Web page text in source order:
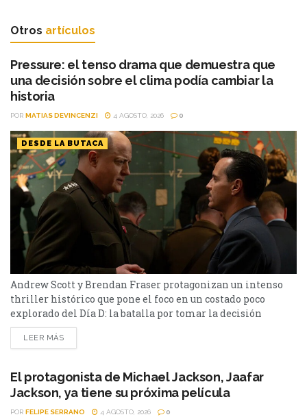
Otros artículos
Pressure: el tenso drama que demuestra que
una decisión sobre el clima podía cambiar la
historia
POR MATIAS DEVINCENZI 4 AGOSTO, 2026 0
DESDE LA BUTACA
Andrew Scott y Brendan Fraser protagonizan un intenso
thriller histórico que pone el foco en un costado poco
explorado del Día D: la batalla por tomar la decisión
correcta cuando el tiempo podía definir el destino de
miles de personas en Pressure. Después de décadas de
encontrar una historia inédita sobre uno...
LEER MÁS
El protagonista de Michael Jackson, Jaafar
Jackson, ya tiene su próxima película
POR FELIPE SERRANO 4 AGOSTO, 2026 0